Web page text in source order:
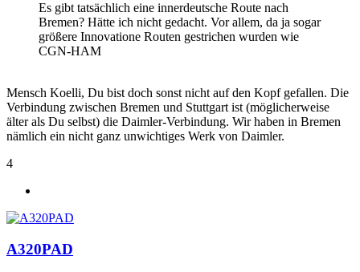
Es gibt tatsächlich eine innerdeutsche Route nach
Bremen? Hätte ich nicht gedacht. Vor allem, da ja sogar
größere Innovatione Routen gestrichen wurden wie
CGN-HAM
Mensch Koelli, Du bist doch sonst nicht auf den Kopf gefallen. Die
Verbindung zwischen Bremen und Stuttgart ist (möglicherweise
älter als Du selbst) die Daimler-Verbindung. Wir haben in Bremen
nämlich ein nicht ganz unwichtiges Werk von Daimler.
4
A320PAD